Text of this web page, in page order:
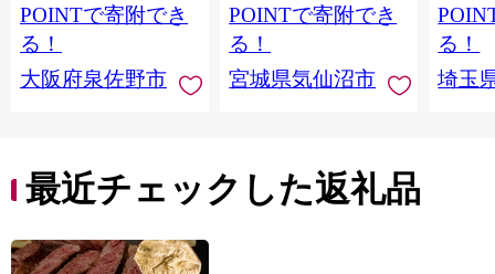
POINTで寄附でき
る！
大阪府泉佐野市
ウトドア バーベキュ
ー 厚切り タン
POINTで寄附でき
る！
宮城県気仙沼市
き肉
ず 惣
まみ
んのお
る！
埼玉
最近チェックした返礼品